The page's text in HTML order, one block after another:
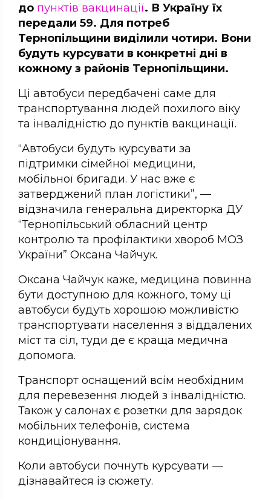
до пунктів вакцинації. В Україну їх
передали 59. Для потреб
Тернопільщини виділили чотири. Вони
будуть курсувати в конкретні дні в
кожному з районів Тернопільщини.
Ці автобуси передбачені саме для
транспортування людей похилого віку
та інвалідністю до пунктів вакцинації.
“Автобуси будуть курсувати за
підтримки сімейної медицини,
мобільної бригади. У нас вже є
затверджений план логістики”, —
відзначила генеральна директорка ДУ
“Тернопільський обласний центр
контролю та профілактики хвороб МОЗ
України” Оксана Чайчук.
Оксана Чайчук каже, медицина повинна
бути доступною для кожного, тому ці
автобуси будуть хорошою можливістю
транспортувати населення з віддалених
міст та сіл, туди де є краща медична
допомога.
Транспорт оснащений всім необхідним
для перевезення людей з інвалідністю.
Також у салонах є розетки для зарядок
мобільних телефонів, система
кондиціонування.
Коли автобуси почнуть курсувати —
дізнавайтеся із сюжету.